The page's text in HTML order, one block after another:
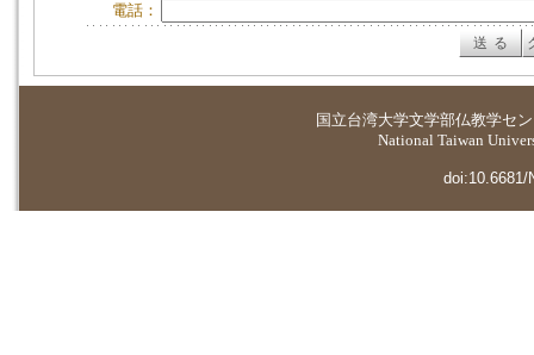
電話：
国立台湾大学文学部仏教学セ
National Taiwan
doi:10.6681/